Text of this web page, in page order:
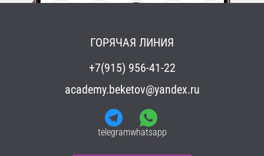
ГОРЯЧАЯ ЛИНИЯ
+7(915) 956-41-22
academy.beketov@yandex.ru
telegramwhatsapp